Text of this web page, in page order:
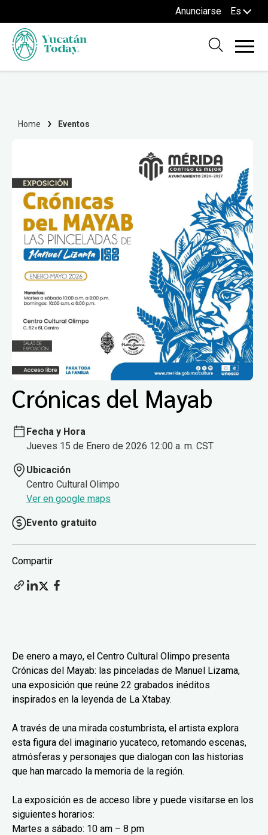
Anunciarse Es
Home Eventos
Crónicas del Mayab
Fecha y Hora
Jueves 15 de Enero de 2026 12:00 a. m. CST
Ubicación
Centro Cultural Olimpo
Ver en google maps
Evento gratuito
Compartir
De enero a mayo, el Centro Cultural Olimpo presenta
Crónicas del Mayab: las pinceladas de Manuel Lizama,
una exposición que reúne 22 grabados inéditos
inspirados en la leyenda de La Xtabay.
A través de una mirada costumbrista, el artista explora
esta figura del imaginario yucateco, retomando escenas,
atmósferas y personajes que dialogan con las historias
que han marcado la memoria de la región.
La exposición es de acceso libre y puede visitarse en los
siguientes horarios:
Martes a sábado: 10 am – 8 pm